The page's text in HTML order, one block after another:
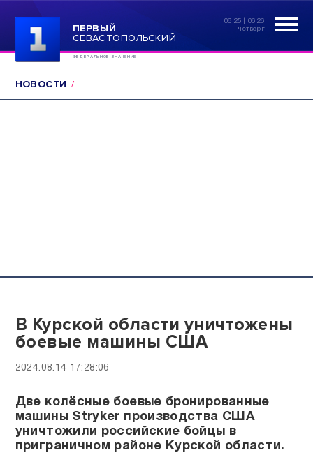
ПЕРВЫЙ
СЕВАСТОПОЛЬСКИЙ
ФЕДЕРАЛЬНОЕ ЗНАЧЕНИЕ
06:25 | 06.26
четверг
НОВОСТИ
В Курской области уничтожены
боевые машины США
2024.08.14 17:28:06
Две колёсные боевые бронированные
машины Stryker производства США
уничтожили российские бойцы в
приграничном районе Курской области.